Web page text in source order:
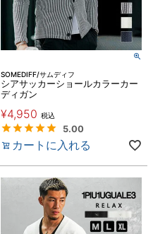
SOMEDIFF/サムディフ
シアサッカーショールカラーカー
ディガン
¥4,950 税込
5.00
カートに入れる